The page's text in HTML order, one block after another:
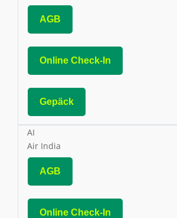
AGB
Online Check-In
Gepäck
AI
Air India
AGB
Online Check-In